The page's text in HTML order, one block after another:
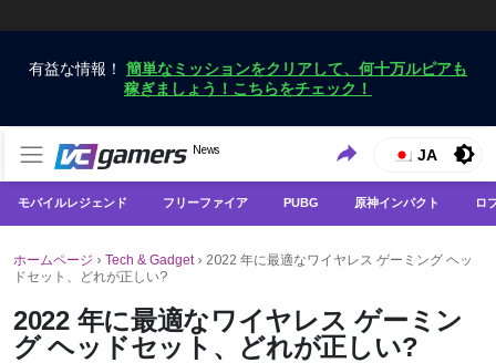
有益な情報！ 簡単なミッションをクリアして、何十万ルピアも
稼ぎましょう！こちらをチェック！
VCGamers ニュース
News
VCGamersだけで最新のゲームニュースを入手
JA
モバイルレジェンド フリーファイア PUBG 原神インパクト ロ
ホームページ › Tech & Gadget› 2022 年に最適なワイヤレス ゲーミング ヘッ
ドセット、どれが正しい?
2022 年に最適なワイヤレス ゲーミン
グ ヘッドセット、どれが正しい?